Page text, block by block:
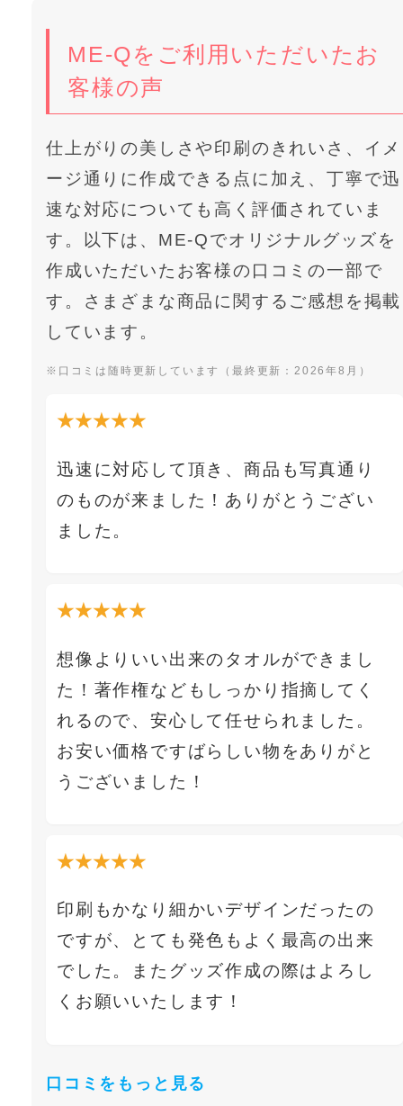
ME-Qをご利用いただいたお
客様の声
仕上がりの美しさや印刷のきれいさ、イメ
ージ通りに作成できる点に加え、丁寧で迅
速な対応についても高く評価されていま
す。以下は、ME-Qでオリジナルグッズを
作成いただいたお客様の口コミの一部で
す。さまざまな商品に関するご感想を掲載
しています。
※口コミは随時更新しています（最終更新：2026年8月）
★★★★★
迅速に対応して頂き、商品も写真通り
のものが来ました！ありがとうござい
ました。
★★★★★
想像よりいい出来のタオルができまし
た！著作権などもしっかり指摘してく
れるので、安心して任せられました。
お安い価格ですばらしい物をありがと
うございました！
★★★★★
印刷もかなり細かいデザインだったの
ですが、とても発色もよく最高の出来
でした。またグッズ作成の際はよろし
くお願いいたします！
口コミをもっと見る